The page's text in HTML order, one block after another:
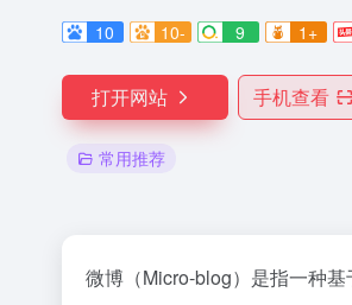
10
10- 9 1+
打开网站 手机查看
常用推荐
微博（Micro-blog）是指一种